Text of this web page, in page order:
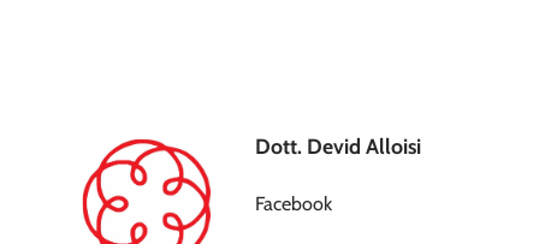
Dott. Devid Alloisi
Facebook